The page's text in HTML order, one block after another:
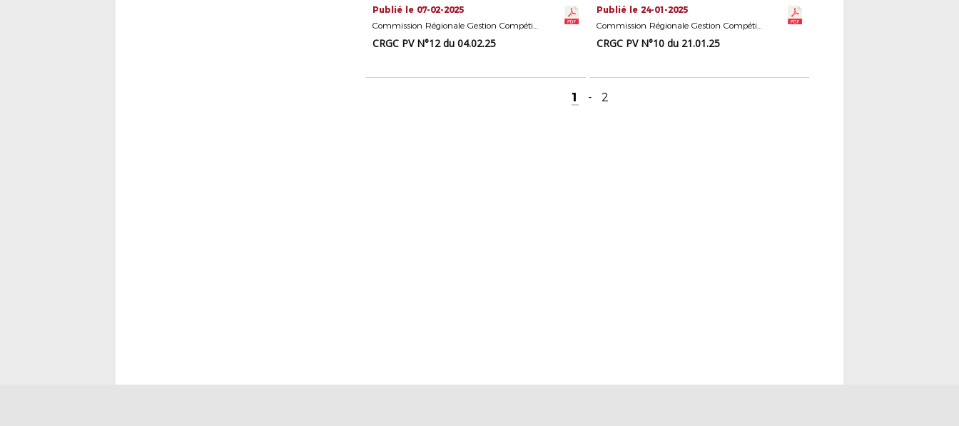
Publié le 07-02-2025
Commission Régionale Gestion Compétitions Seniors
CRGC PV N°12 du 04.02.25
Publié le 24-01-2025
Commission Régionale Gestion Compétitions Seniors
CRGC PV N°10 du 21.01.25
1 - 2